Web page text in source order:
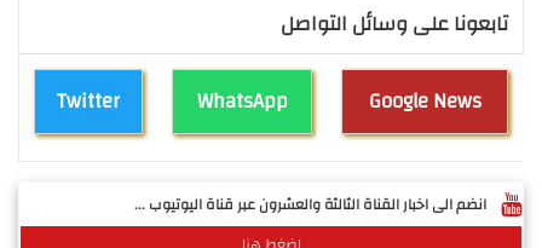
تابعونا على وسائل التواصل
Twitter WhatsApp Google News
انضم الى اخبار القناة الثالثة والعشرون عبر قناة اليوتيوب ...